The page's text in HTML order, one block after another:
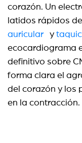
corazón. Un
latidos rápidos
auricular y
ecocardiograma
definitivo sobre
forma clara el
del corazón y los
en la contracción.